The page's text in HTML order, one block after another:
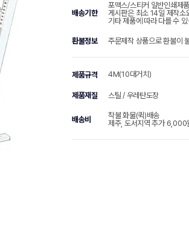
배송기한
포맥스/스티커 일반인쇄제
게시판은 최소 14일 제작소
기타 제품에 따라 다를 수
환불정보 주문제작 상품으로 환불이
제품규격 4M(10대거치)
제품재질 스틸 / 우레탄도장
배송비
착불 화물(퀵)배송
제주, 도서지역 추가 6,000